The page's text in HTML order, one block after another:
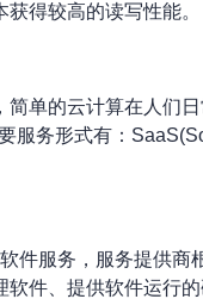
得较高的读写性能。
单的云计算在人们
务形式有：
件服务，服务提供商
件、提供软件运行